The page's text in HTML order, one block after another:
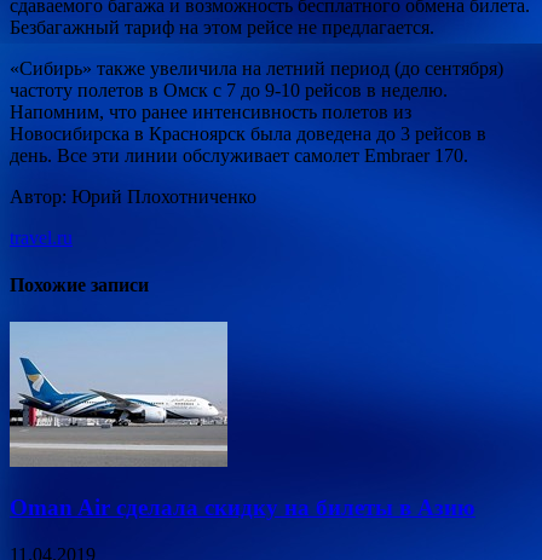
сдаваемого багажа и возможность бесплатного обмена билета.
Безбагажный тариф на этом рейсе не предлагается.
«Сибирь» также увеличила на летний период (до сентября)
частоту полетов в Омск с 7 до 9-10 рейсов в неделю.
Напомним, что ранее интенсивность полетов из
Новосибирска в Красноярск была доведена до 3 рейсов в
день. Все эти линии обслуживает самолет Embraer 170.
Автор: Юрий Плохотниченко
travel.ru
Похожие записи
Oman Air сделала скидку на билеты в Азию
11.04.2019